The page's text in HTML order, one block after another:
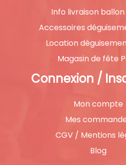
Info livraison ballon
Accessoires
Location
Magasin de fête
Connexion /
Mon compte
Mes
CGV / Mentions
Blog